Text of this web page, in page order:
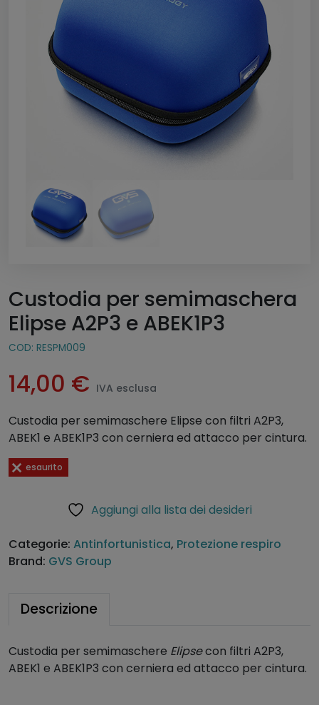
Custodia per semimaschera
Elipse A2P3 e ABEK1P3
COD: RESPM009
14,00 € IVA esclusa
Custodia per semimaschere Elipse con filtri A2P3,
ABEK1 e ABEK1P3 con cerniera ed attacco per cintura.
esaurito
Aggiungi alla lista dei desideri
Categorie: Antinfortunistica, Protezione respiro
Brand: GVS Group
Descrizione
Custodia per semimaschere Elipsecon filtri A2P3,
ABEK1 e ABEK1P3 con cerniera ed attacco per cintura.